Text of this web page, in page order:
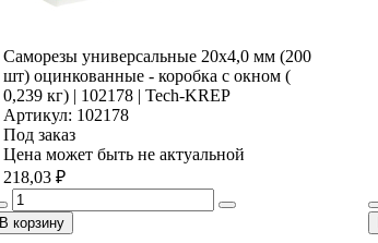
Саморезы универсальные 20х4,0 мм (200
шт) оцинкованные - коробка с окном (
0,239 кг) | 102178 | Tech-KREP
Артикул: 102178
Под заказ
Цена может быть не актуальной
218,03 ₽
В корзину